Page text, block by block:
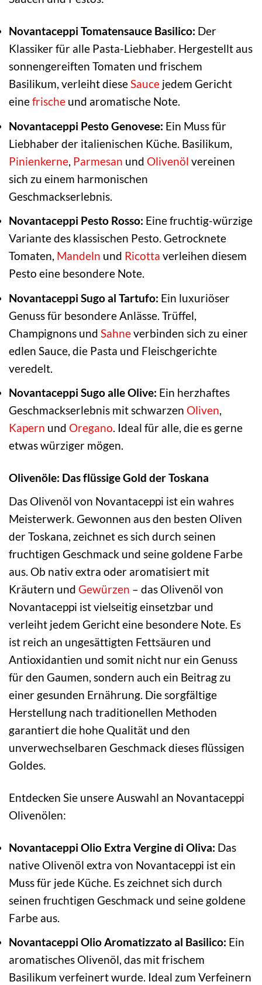
Novantaceppi Tomatensauce Basilico: Der
Klassiker für alle Pasta-Liebhaber. Hergestellt aus
sonnengereiften Tomaten und frischem
Basilikum, verleiht dieseSauce jedem Gericht
einefrische und aromatische Note.
Novantaceppi Pesto Genovese: Ein Muss für
Liebhaber der italienischen Küche. Basilikum,
Pinienkerne, Parmesan und Olivenöl vereinen
sich zu einem harmonischen
Geschmackserlebnis.
Novantaceppi Pesto Rosso: Eine fruchtig-würzige
Variante des klassischen Pesto. Getrocknete
Tomaten, Mandeln und Ricotta verleihen diesem
Pesto eine besondere Note.
Novantaceppi Sugo al Tartufo: Ein luxuriöser
Genuss für besondere Anlässe. Trüffel,
Champignons und Sahneverbinden sich zu einer
edlen Sauce, die Pasta und Fleischgerichte
veredelt.
Novantaceppi Sugo alle Olive: Ein herzhaftes
Geschmackserlebnis mit schwarzen Oliven,
Kapern und Oregano. Ideal für alle, die es gerne
etwas würziger mögen.
Olivenöle: Das flüssige Gold der Toskana
Das Olivenöl von Novantaceppi ist ein wahres
Meisterwerk. Gewonnen aus den besten Oliven
der Toskana, zeichnet es sich durch seinen
fruchtigen Geschmack und seine goldene Farbe
aus. Ob nativ extra oder aromatisiert mit
Kräutern und Gewürzen – das Olivenöl von
Novantaceppi ist vielseitig einsetzbar und
verleiht jedem Gericht eine besondere Note. Es
ist reich an ungesättigten Fettsäuren und
Antioxidantien und somit nicht nur ein Genuss
für den Gaumen, sondern auch ein Beitrag zu
einer gesunden Ernährung. Die sorgfältige
Herstellung nach traditionellen Methoden
garantiert die hohe Qualität und den
unverwechselbaren Geschmack dieses flüssigen
Goldes.
Entdecken Sie unsere Auswahl an Novantaceppi
Olivenölen:
Novantaceppi Olio Extra Vergine di Oliva: Das
native Olivenöl extra von Novantaceppi ist ein
Muss für jede Küche. Es zeichnet sich durch
seinen fruchtigen Geschmack und seine goldene
Farbe aus.
Novantaceppi Olio Aromatizzato al Basilico: Ein
aromatisches Olivenöl, das mit frischem
Basilikum verfeinert wurde. Ideal zum Verfeinern